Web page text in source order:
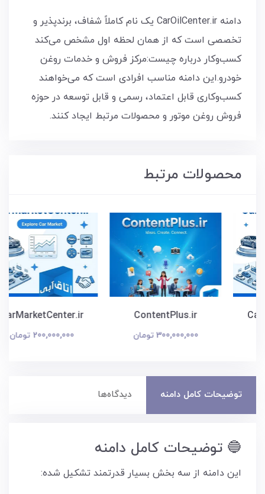
دامنه CarOilCenter.ir یک نام کاملاً شفاف، برندپذیر و
تخصصی است که از همان لحظه اول مشخص می‌کند
کسب‌وکار درباره چیست:مرکز فروش و خدمات روغن
خودرو.این دامنه مناسب افرادی است که می‌خواهند
کسب‌وکاری قابل اعتماد، رسمی و قابل توسعه در حوزه
فروش روغن موتور و محصولات مرتبط ایجاد کنند.
محصولات مرتبط
ContentPlus.ir
300,000,000 تومان
CarMarketCenter.ir
200,000,000 تومان
توضیحات کامل دامنه دیدگاه‌ها
🔵 توضیحات کامل دامنه
این دامنه از سه بخش بسیار قدرتمند تشکیل شده: